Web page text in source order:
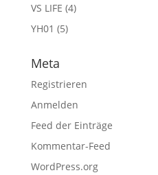
VS LIFE (4)
YH01 (5)
Meta
Registrieren
Anmelden
Feed der Einträge
Kommentar-Feed
WordPress.org